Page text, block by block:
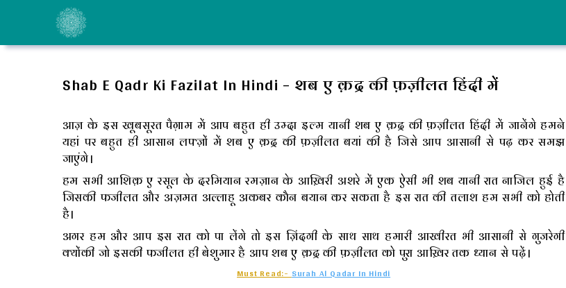
content
Shab E Qadr Ki Fazilat In Hindi – शब ए क़द्र की फ़ज़ीलत हिंदी में
आज़ के इस खूबसूरत पैग़ाम में आप बहुत ही उम्दा इल्म यानी शब ए क़द्र की फ़ज़ीलत हिंदी में जानेंगे हमने
यहां पर बहुत ही आसान लफ्ज़ों में शब ए क़द्र की फ़ज़ीलत बयां की है जिसे आप आसानी से पढ़ कर समझ
जाएंगे।
हम सभी आशिक़ ए रसूल के दरमियान रमज़ान के आख़िरी अशरे में एक ऐसी भी शब यानी रात नाजिल हुई है
जिसकी फजीलत और अज़मत अल्लाहू अकबर कौन बयान कर सकता है इस रात की तलाश हम सभी को होती
है।
अगर हम और आप इस रात को पा लेंगे तो इस ज़िंदगी के साथ साथ हमारी आखीरत भी आसानी से गुजरेगी
क्योंकी जो इसकी फजीलत ही बेशुमार है आप शब ए क़द्र की फ़ज़ीलत को पुरा आख़िर तक ध्यान से पढ़ें।
Must Read:-Surah Al Qadar In Hindi